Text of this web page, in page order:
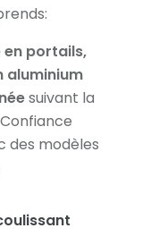
portails,
aluminium
suivant la
des modèles